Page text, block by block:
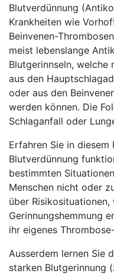
Blutverdünnung
Krankheiten wie
Beinvenen-
meist lebenslange
Blutgerinnseln,
aus den
oder aus den
werden können. Die
Schlaganfall oder
Erfahren Sie in
Blutverdünnung
bestimmten
Menschen nicht oder
über Risikosituationen,
Gerinnungshemmung
ihr eigenes
Ausserdem lernen Sie
starken Blutgerinnung